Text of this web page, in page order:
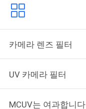
카메라 렌즈 필터
UV 카메라 필터
MCUV는 여과합니다